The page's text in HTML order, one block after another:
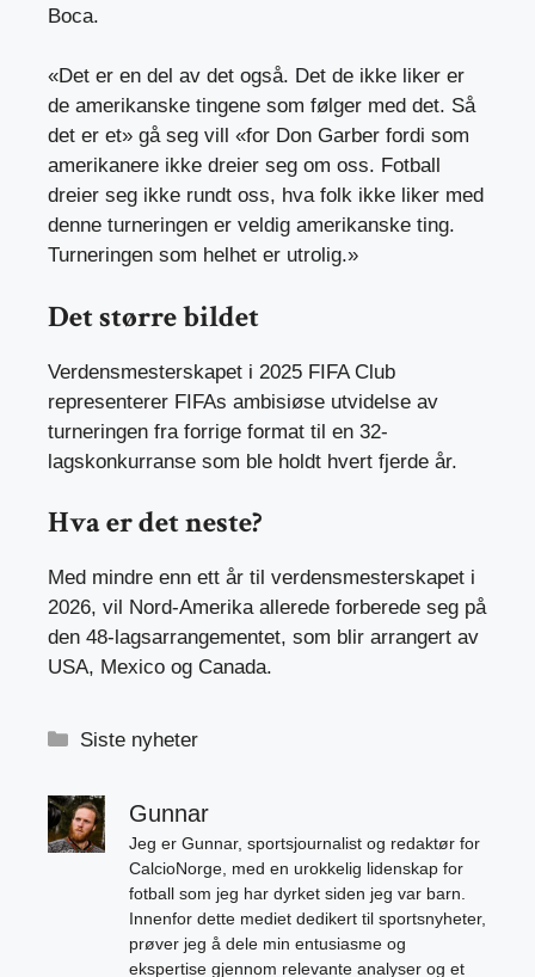
Boca.
«Det er en del av det også. Det de ikke liker er
de amerikanske tingene som følger med det. Så
det er et» gå seg vill «for Don Garber fordi som
amerikanere ikke dreier seg om oss. Fotball
dreier seg ikke rundt oss, hva folk ikke liker med
denne turneringen er veldig amerikanske ting.
Turneringen som helhet er utrolig.»
Det større bildet
Verdensmesterskapet i 2025 FIFA Club
representerer FIFAs ambisiøse utvidelse av
turneringen fra forrige format til en 32-
lagskonkurranse som ble holdt hvert fjerde år.
Hva er det neste?
Med mindre enn ett år til verdensmesterskapet i
2026, vil Nord-Amerika allerede forberede seg på
den 48-lagsarrangementet, som blir arrangert av
USA, Mexico og Canada.
Kategorier
Siste nyheter
Gunnar
Jeg er Gunnar, sportsjournalist og redaktør for
CalcioNorge, med en urokkelig lidenskap for
fotball som jeg har dyrket siden jeg var barn.
Innenfor dette mediet dedikert til sportsnyheter,
prøver jeg å dele min entusiasme og
ekspertise gjennom relevante analyser og et